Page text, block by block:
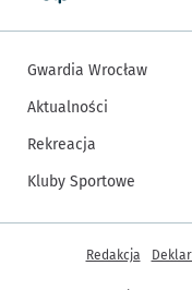
Gwardia Wrocław
Aktualności
Rekreacja
Kluby Sportowe
Inne
Redakcja